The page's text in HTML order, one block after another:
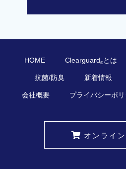
HOME Clearguard®とは
抗菌/防臭 新着情報
会社概要 プライバシーポ
オンライ